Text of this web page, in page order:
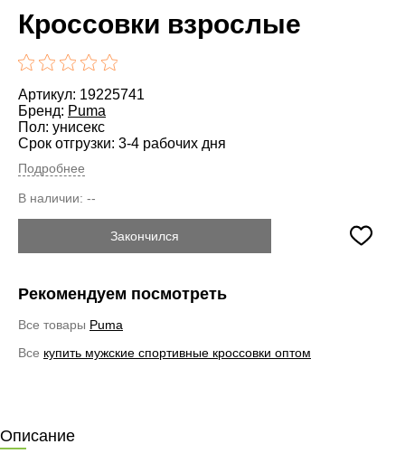
Кроссовки взрослые
Артикул: 19225741
Бренд: Puma
Пол: унисекс
Срок отгрузки: 3-4 рабочих дня
Подробнее
В наличии: --
Закончился
Рекомендуем посмотреть
Все товары Puma
Все купить мужские спортивные кроссовки оптом
Описание